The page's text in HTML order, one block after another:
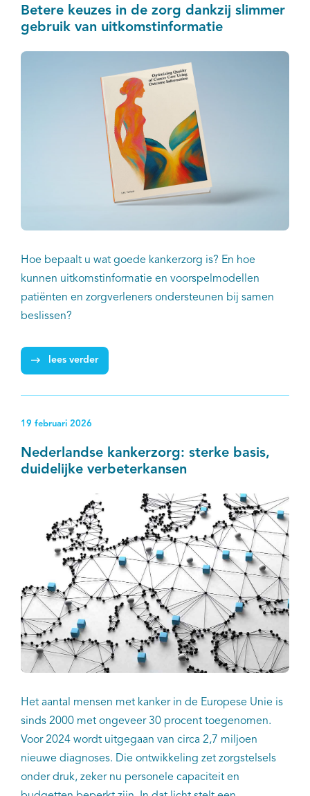
Betere keuzes in de zorg dankzij slimmer
gebruik van uitkomstinformatie
Hoe bepaalt u wat goede kankerzorg is? En hoe
kunnen uitkomstinformatie en voorspelmodellen
patiënten en zorgverleners ondersteunen bij samen
beslissen?
lees verder
19 februari 2026
Nederlandse kankerzorg: sterke basis,
duidelijke verbeterkansen
Het aantal mensen met kanker in de Europese Unie is
sinds 2000 met ongeveer 30 procent toegenomen.
Voor 2024 wordt uitgegaan van circa 2,7 miljoen
nieuwe diagnoses. Die ontwikkeling zet zorgstelsels
onder druk, zeker nu personele capaciteit en